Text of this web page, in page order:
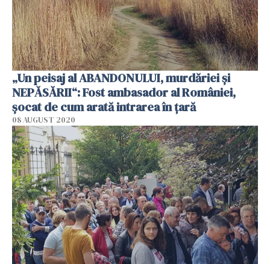
„Un peisaj al ABANDONULUI, murdăriei și
NEPĂSĂRII“: Fost ambasador al României,
șocat de cum arată intrarea în țară
08 AUGUST 2020